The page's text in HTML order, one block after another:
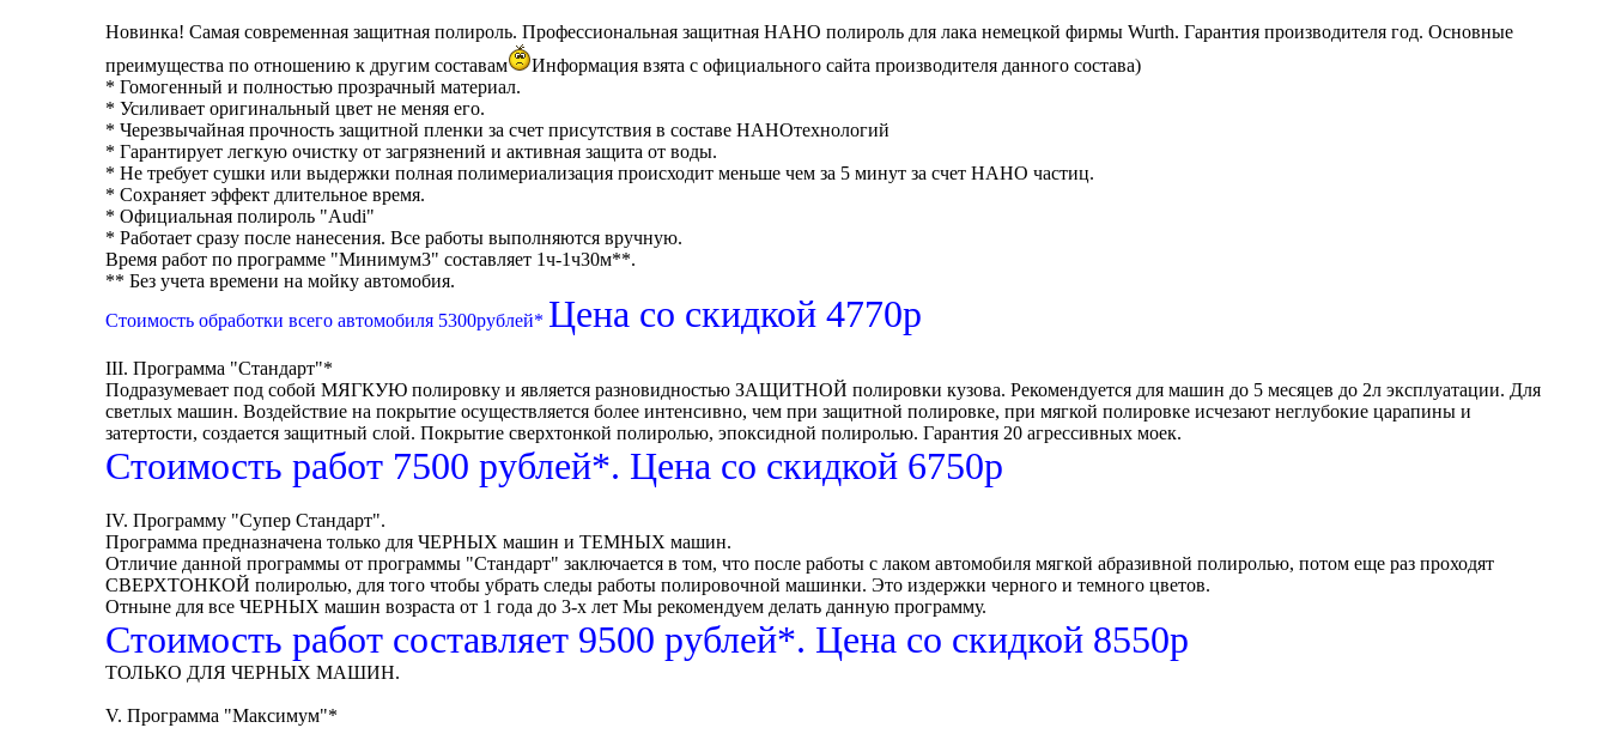
Новинка! Самая современная защитная полироль. Профессиональная защитная НАНО полироль для лака немецкой фирмы Wurth. Гарантия производителя год. Основные
преимущества по отношению к другим составам
Информация взята с официального сайта производителя данного состава)
* Гомогенный и полностью прозрачный материал.
* Усиливает оригинальный цвет не меняя его.
* Черезвычайная прочность защитной пленки за счет присутствия в составе НАНОтехнологий
* Гарантирует легкую очистку от загрязнений и активная защита от воды.
* Не требует сушки или выдержки полная полимериализация происходит меньше чем за 5 минут за счет НАНО частиц.
* Сохраняет эффект длительное время.
* Официальная полироль "Audi"
* Работает сразу после нанесения. Все работы выполняются вручную.
Время работ по программе "Минимум3" составляет 1ч-1ч30м**.
** Без учета времени на мойку автомобия.
Стоимость обработки всего автомобиля 5300рублей* Цена со скидкой 4770р
III. Программа "Стандарт"*
Подразумевает под собой МЯГКУЮ полировку и является разновидностью ЗАЩИТНОЙ полировки кузова. Рекомендуется для машин до 5 месяцев до 2л эксплуатации. Для
светлых машин. Воздействие на покрытие осуществляется более интенсивно, чем при защитной полировке, при мягкой полировке исчезают неглубокие царапины и
затертости, создается защитный слой. Покрытие сверхтонкой полиролью, эпоксидной полиролью. Гарантия 20 агрессивных моек.
Стоимость работ 7500 рублей*. Цена со скидкой 6750р
IV. Программу "Супер Стандарт".
Программа предназначена только для ЧЕРНЫХ машин и ТЕМНЫХ машин.
Отличие данной программы от программы "Стандарт" заключается в том, что после работы с лаком автомобиля мягкой абразивной полиролью, потом еще раз проходят
СВЕРХТОНКОЙ полиролью, для того чтобы убрать следы работы полировочной машинки. Это издержки черного и темного цветов.
Отныне для все ЧЕРНЫХ машин возраста от 1 года до 3-х лет Мы рекомендуем делать данную программу.
Стоимость работ составляет 9500 рублей*. Цена со скидкой 8550р
ТОЛЬКО ДЛЯ ЧЕРНЫХ МАШИН.
V. Программа "Максимум"*